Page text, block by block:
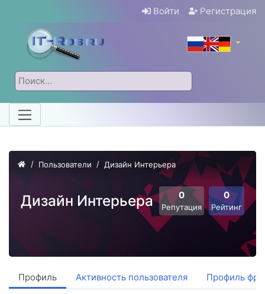
Войти Регистрация
Пользователи Дизайн Интерьера
Дизайн Интерьера 0
Репутация
0
Рейтинг
Профиль Активность пользователя Профиль